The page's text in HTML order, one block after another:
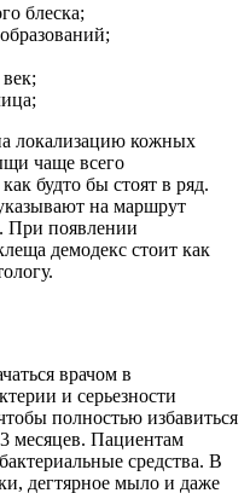
блеска;
локализацию кожных
чаще всего
будто бы стоят в ряд.
на маршрут
При появлении
демодекс стоит как
врачом в
и серьезности
полностью избавиться
месяцев. Пациентам
средства. В
дегтярное мыло и даже